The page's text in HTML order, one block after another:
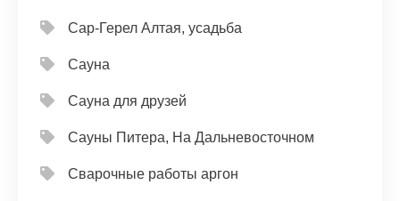
Сар-Герел Алтая, усадьба
Сауна
Сауна для друзей
Сауны Питера, На Дальневосточном
Сварочные работы аргон